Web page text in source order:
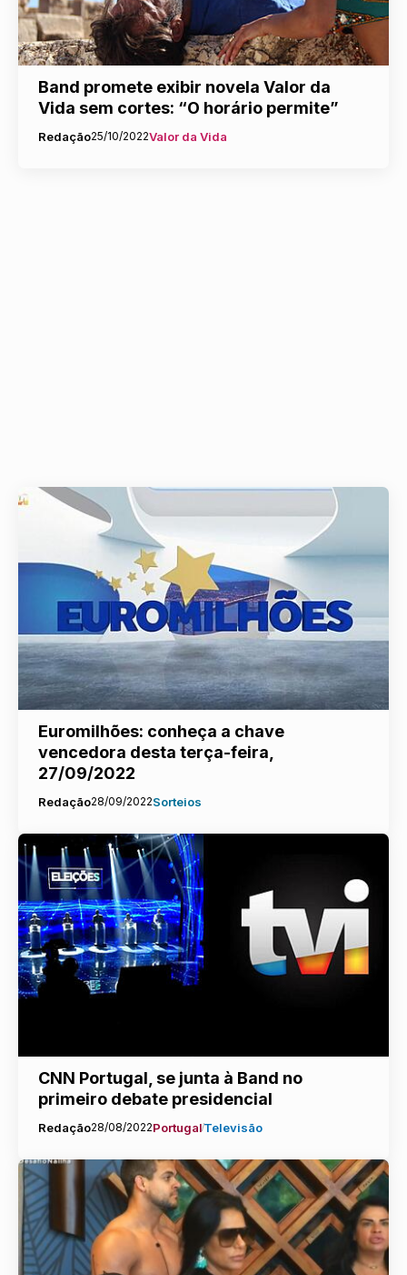
Band promete exibir novela Valor da
Vida sem cortes: “O horário permite”
Redação25/10/2022Valor da Vida
Euromilhões: conheça a chave
vencedora desta terça-feira,
27/09/2022
Redação28/09/2022Sorteios
CNN Portugal, se junta à Band no
primeiro debate presidencial
Redação28/08/2022PortugalTelevisão